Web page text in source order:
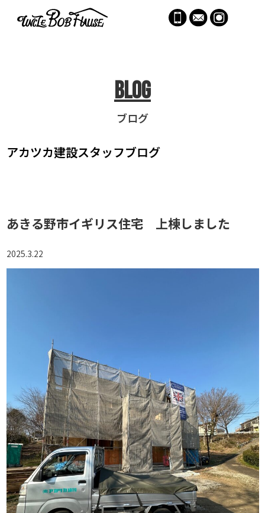
Blog
ブログ
アカツカ建設スタッフブログ
あきる野市イギリス住宅 上棟しました
2025.3.22